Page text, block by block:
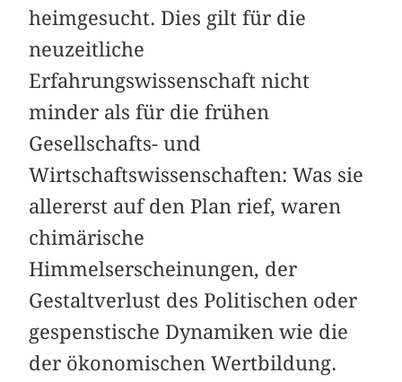
heimgesucht. Dies gilt für die
neuzeitliche
Erfahrungswissenschaft nicht
minder als für die frühen
Gesellschafts- und
Wirtschaftswissenschaften: Was sie
allererst auf den Plan rief, waren
chimärische
Himmelserscheinungen, der
Gestaltverlust des Politischen oder
gespenstische Dynamiken wie die
der ökonomischen Wertbildung.